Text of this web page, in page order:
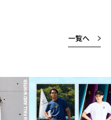
一覧へ